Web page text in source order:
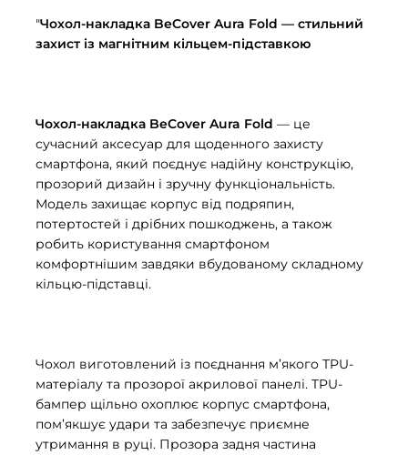
"Чохол-накладка BeCover Aura Fold — стильний
захист із магнітним кільцем-підставкою
Чохол-накладка BeCover Aura Fold — це
сучасний аксесуар для щоденного захисту
смартфона, який поєднує надійну конструкцію,
прозорий дизайн і зручну функціональність.
Модель захищає корпус від подряпин,
потертостей і дрібних пошкоджень, а також
робить користування смартфоном
комфортнішим завдяки вбудованому складному
кільцю-підставці.
Чохол виготовлений із поєднання м’якого TPU-
матеріалу та прозорої акрилової панелі. TPU-
бампер щільно охоплює корпус смартфона,
пом’якшує удари та забезпечує приємне
утримання в руці. Прозора задня частина